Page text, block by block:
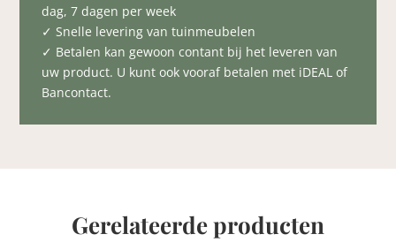
dag, 7 dagen per week
✓ Snelle levering van tuinmeubelen
✓ Betalen kan gewoon contant bij het leveren van
uw product. U kunt ook vooraf betalen met iDEAL of
Bancontact.
Gerelateerde producten